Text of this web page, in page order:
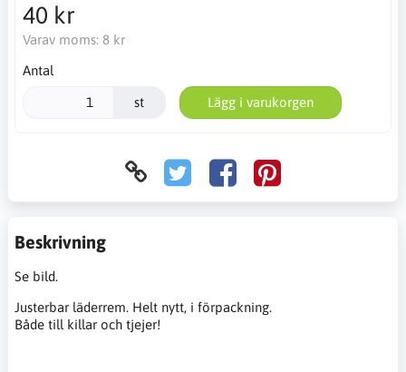
40 kr
Varav moms: 8 kr
Antal
st Lägg i varukorgen
Beskrivning
Se bild.
Justerbar läderrem. Helt nytt, i förpackning.
Både till killar och tjejer!